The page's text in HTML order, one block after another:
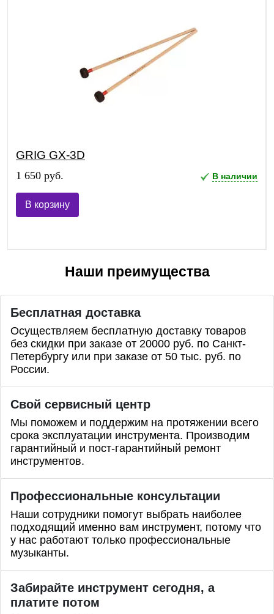
GRIG GX-3D
1 650 руб. В наличии
В корзину
Наши преимущества
Бесплатная доставка
Осуществляем бесплатную доставку товаров
без скидки при заказе от 20000 руб. по Санкт-
Петербургу или при заказе от 50 тыс. руб. по
России.
Свой сервисный центр
Мы поможем и поддержим на протяжении всего
срока эксплуатации инструмента. Производим
гарантийный и пост-гарантийный ремонт
инструментов.
Профессиональные консультации
Наши сотрудники помогут выбрать наиболее
подходящий именно вам инструмент, потому что
у нас работают только профессиональные
музыканты.
Забирайте инструмент сегодня, а
платите потом